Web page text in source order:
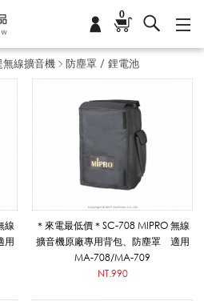
0
無線擴音機 防塵罩 / 鋰電池
線
用
＊來電最低價＊SC-708 MIPRO 無線
擴音機原廠專用背包、防塵罩 適用
MA-708/MA-709
NT.990